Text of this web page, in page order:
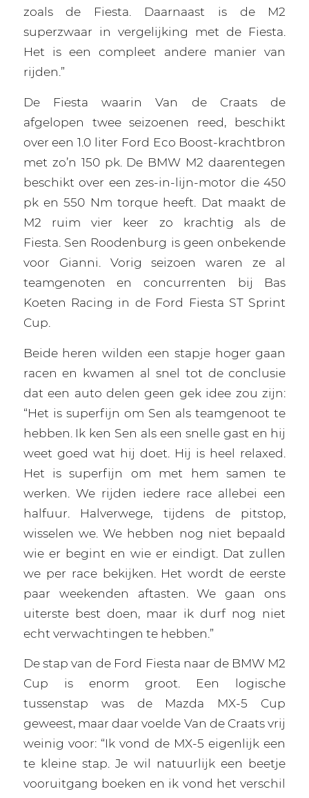
zoals de Fiesta. Daarnaast is de M2
superzwaar in vergelijking met de Fiesta.
Het is een compleet andere manier van
rijden.”
De Fiesta waarin Van de Craats de
afgelopen twee seizoenen reed, beschikt
over een 1.0 liter Ford Eco Boost-krachtbron
met zo’n 150 pk. De BMW M2 daarentegen
beschikt over een zes-in-lijn-motor die 450
pk en 550 Nm torque heeft. Dat maakt de
M2 ruim vier keer zo krachtig als de
Fiesta. Sen Roodenburg is geen onbekende
voor Gianni. Vorig seizoen waren ze al
teamgenoten en concurrenten bij Bas
Koeten Racing in de Ford Fiesta ST Sprint
Cup.
Beide heren wilden een stapje hoger gaan
racen en kwamen al snel tot de conclusie
dat een auto delen geen gek idee zou zijn:
“Het is superfijn om Sen als teamgenoot te
hebben. Ik ken Sen als een snelle gast en hij
weet goed wat hij doet. Hij is heel relaxed.
Het is superfijn om met hem samen te
werken. We rijden iedere race allebei een
halfuur. Halverwege, tijdens de pitstop,
wisselen we. We hebben nog niet bepaald
wie er begint en wie er eindigt. Dat zullen
we per race bekijken. Het wordt de eerste
paar weekenden aftasten. We gaan ons
uiterste best doen, maar ik durf nog niet
echt verwachtingen te hebben.”
De stap van de Ford Fiesta naar de BMW M2
Cup is enorm groot. Een logische
tussenstap was de Mazda MX-5 Cup
geweest, maar daar voelde Van de Craats vrij
weinig voor: “Ik vond de MX-5 eigenlijk een
te kleine stap. Je wil natuurlijk een beetje
vooruitgang boeken en ik vond het verschil